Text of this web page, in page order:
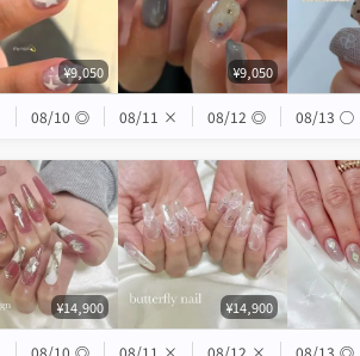
¥9,050 ¥9,050
08/10 ◎ 08/11 × 08/12 ◎ 08/13 ◯
¥14,900 ¥14,900